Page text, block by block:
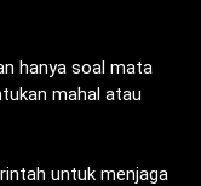
hanya soal mata
mahal atau
untuk menjaga